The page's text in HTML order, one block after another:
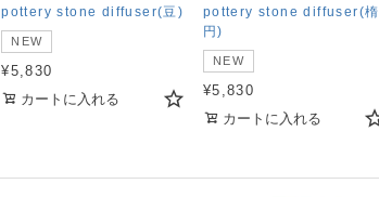
pottery stone diffuser(豆)
NEW
¥5,830
カートに入れる
pottery stone diffuser(楕
円)
NEW
¥5,830
カートに入れる